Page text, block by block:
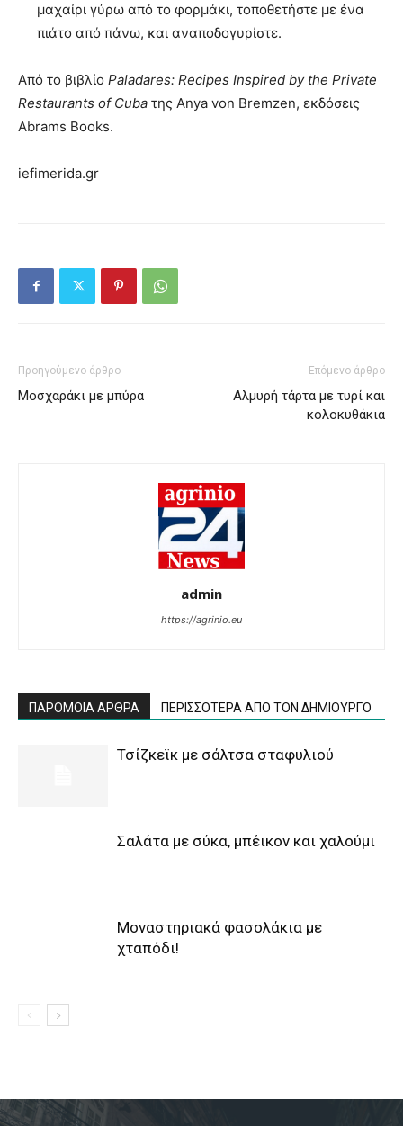
μαχαίρι γύρω από το φορμάκι, τοποθετήστε με ένα
πιάτο από πάνω, και αναποδογυρίστε.
Από το βιβλίο Paladares: Recipes Inspired by the Private
Restaurants of Cuba της Anya von Bremzen, εκδόσεις
Abrams Books.
iefimerida.gr
Προηγούμενο άρθρο
Μοσχαράκι με μπύρα
Επόμενο άρθρο
Aλμυρή τάρτα με τυρί και
κολοκυθάκια
admin
https://agrinio.eu
ΠΑΡΟΜΟΙΑ ΑΡΘΡΑ ΠΕΡΙΣΣΟΤΕΡΑ ΑΠΟ ΤΟΝ ΔΗΜΙΟΥΡΓΟ
Τσίζκεϊκ με σάλτσα σταφυλιού
Σαλάτα με σύκα, μπέικον και χαλούμι
Μοναστηριακά φασολάκια με
χταπόδι!